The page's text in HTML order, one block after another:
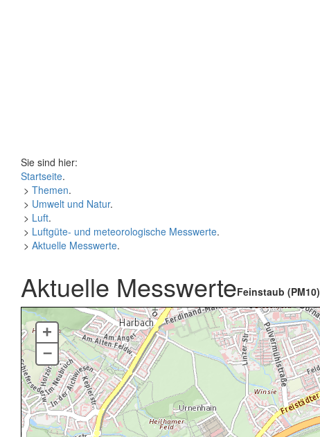
Sie sind hier:
Startseite.
> Themen.
> Umwelt und Natur.
> Luft.
> Luftgüte- und meteorologische Messwerte.
> Aktuelle Messwerte.
Aktuelle MesswerteFeinstaub (PM10)
+
–